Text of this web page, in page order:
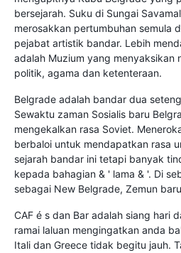
bersejarah. Suku di Sungai
merosakkan pertumbuhan semula
pejabat artistik bandar. Lebih
adalah Muzium yang menyaksikan
politik, agama dan ketenteraan.
Belgrade adalah bandar dua
Sewaktu zaman Sosialis baru
mengekalkan rasa Soviet.
berbaloi untuk mendapatkan rasa
sejarah bandar ini tetapi banyak
kepada bahagian & ' lama & '. Di
sebagai New Belgrade, Zemun
CAF é s dan Bar adalah siang hari
ramai laluan mengingatkan anda
Itali dan Greece tidak begitu jauh.